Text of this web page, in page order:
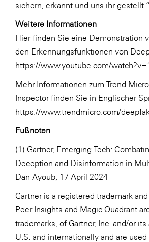
sichern, erkannt und uns ihr gestellt.“
Weitere Informationen
Hier finden Sie eine Demonstration
den Erkennungsfunktionen von
https://www.youtube.com/
Mehr Informationen zum Trend
Inspector finden Sie in Englischer
https://www.trendmicro.com/
Fußnoten
(1) Gartner, Emerging Tech:
Deception and Disinformation in
Dan Ayoub, 17 April 2024
Gartner is a registered trademark
Peer Insights and Magic Quadrant
trademarks, of Gartner, Inc. and/or
U.S. and internationally and are